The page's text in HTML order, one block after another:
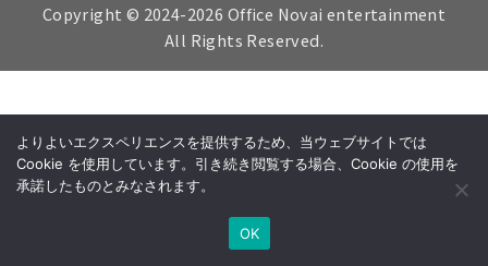
Copyright © 2024-2026 Office Novai entertainment
All Rights Reserved.
よりよいエクスペリエンスを提供するため、当ウェブサイトでは
Cookie を使用しています。引き続き閲覧する場合、Cookie の使用を
承諾したものとみなされます。
OK